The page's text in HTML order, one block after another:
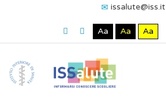
issalute@iss.it
Aa Aa Aa